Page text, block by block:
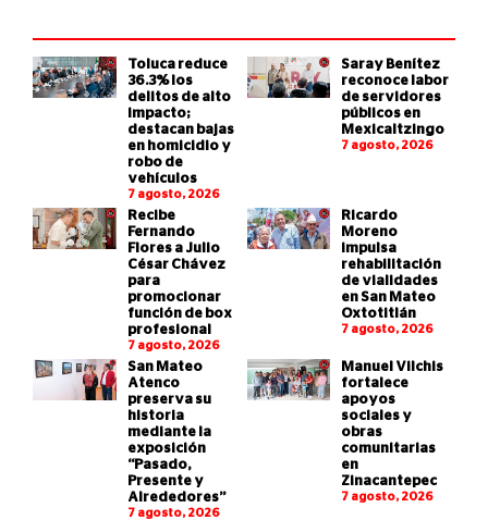
Toluca reduce
36.3% los
delitos de alto
impacto;
destacan bajas
en homicidio y
robo de
vehículos
7 agosto, 2026
Saray Benítez
reconoce labor
de servidores
públicos en
Mexicaltzingo
7 agosto, 2026
Recibe
Fernando
Flores a Julio
César Chávez
para
promocionar
función de box
profesional
7 agosto, 2026
Ricardo
Moreno
impulsa
rehabilitación
de vialidades
en San Mateo
Oxtotitlán
7 agosto, 2026
San Mateo
Atenco
preserva su
historia
mediante la
exposición
“Pasado,
Presente y
Alrededores”
7 agosto, 2026
Manuel Vilchis
fortalece
apoyos
sociales y
obras
comunitarias
en
Zinacantepec
7 agosto, 2026